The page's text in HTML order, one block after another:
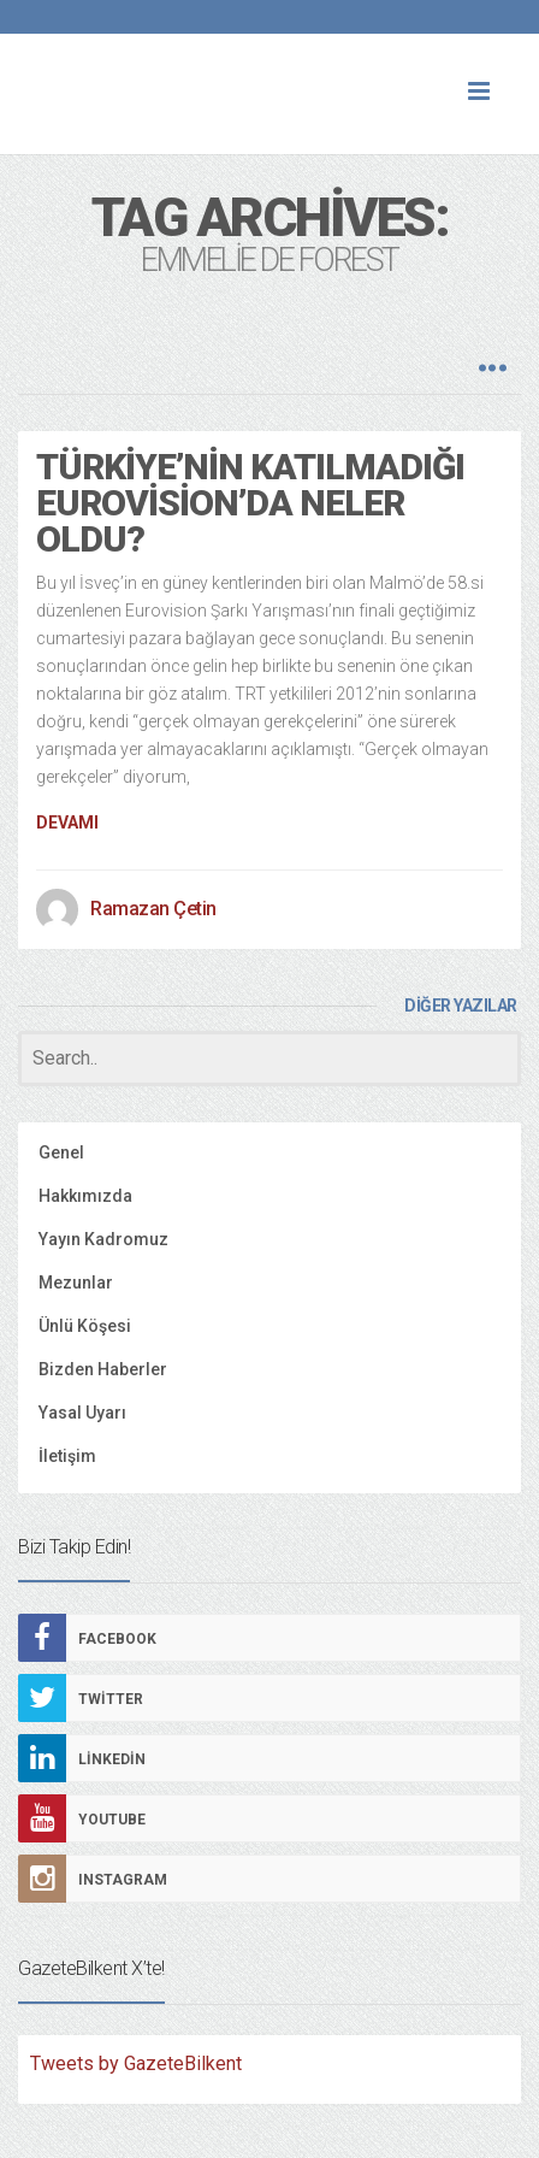
TAG ARCHIVES:
EMMELIE DE FOREST
TÜRKIYE’NIN KATILMADIĞI
EUROVISION’DA NELER
OLDU?
Bu yıl İsveç’in en güney kentlerinden biri olan Malmö’de 58.si
düzenlenen Eurovision Şarkı Yarışması’nın finali geçtiğimiz
cumartesiyi pazara bağlayan gece sonuçlandı. Bu senenin
sonuçlarından önce gelin hep birlikte bu senenin öne çıkan
noktalarına bir göz atalım. TRT yetkilileri 2012’nin sonlarına
doğru, kendi “gerçek olmayan gerekçelerini” öne sürerek
yarışmada yer almayacaklarını açıklamıştı. “Gerçek olmayan
gerekçeler” diyorum,
DEVAMI
Ramazan Çetin
DİĞER YAZILAR
Genel
Hakkımızda
Yayın Kadromuz
Mezunlar
Ünlü Köşesi
Bizden Haberler
Yasal Uyarı
İletişim
Bizi Takip Edin!
FACEBOOK
TWITTER
LINKEDIN
YOUTUBE
INSTAGRAM
GazeteBilkent X’te!
Tweets by GazeteBilkent